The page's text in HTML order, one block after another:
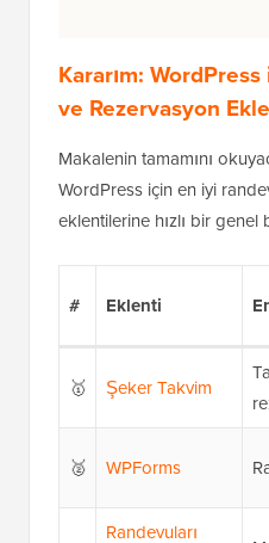
Kararım:
ve Rezervasyon
Makalenin tamamını
WordPress için en iyi
eklentilerine hızlı bir genel
# Eklenti
🥇 Şeker Takvim
🥈 WPForms
Randevuları